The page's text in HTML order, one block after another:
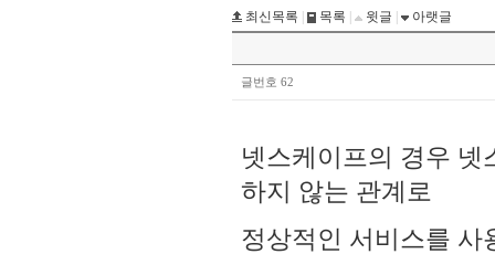
최신목록 목록 윗글 아랫글
글번호 62
넷스케이프의 경우 넷
하지 않는 관계로
정상적인 서비스를 사